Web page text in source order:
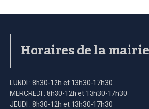
Horaires de la mairie
LUNDI : 8h30-12h et 13h30-17h30
MERCREDI : 8h30-12h et 13h30-17h30
JEUDI : 8h30-12h et 13h30-17h30